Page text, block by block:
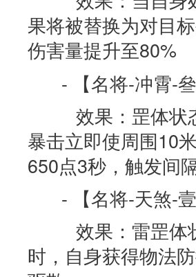
果将被替换为对目
伤害量提升至80%
- 【名将-冲霄-叄
效果：罡体状
暴击立即使周围10
650点3秒，触发间
- 【名将-天煞-壹
效果：雷罡体
时，自身获得物法